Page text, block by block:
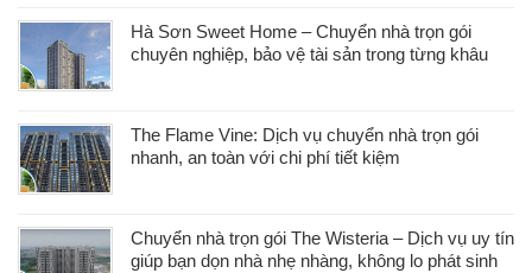
Hà Sơn Sweet Home – Chuyển nhà trọn gói
chuyên nghiệp, bảo vệ tài sản trong từng khâu
The Flame Vine: Dịch vụ chuyển nhà trọn gói
nhanh, an toàn với chi phí tiết kiệm
Chuyển nhà trọn gói The Wisteria – Dịch vụ uy tín
giúp bạn dọn nhà nhẹ nhàng, không lo phát sinh